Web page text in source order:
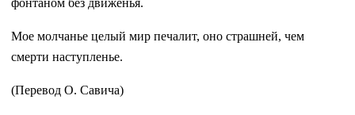
фонтаном без движенья.
Мое молчанье целый мир печалит, оно страшней, чем
смерти наступленье.
(Перевод О. Савича)